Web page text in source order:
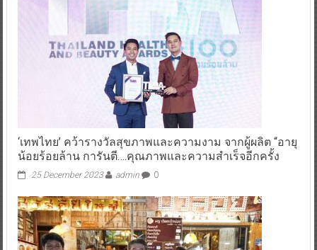
‘เทพไทย’ คว้ารางวัลสุขภาพและความงาม จากผู้ผลิต “อายุ
น้อยร้อยล้าน การันตี….คุณภาพและความสำเร็จอีกครั้ง
25 December 2023 admin 0